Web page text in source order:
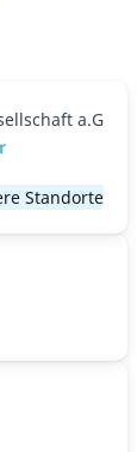
a.G
Standorte